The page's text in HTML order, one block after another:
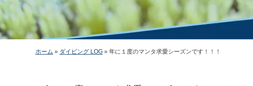
ホーム » ダイビング LOG » 年に１度のマンタ求愛シーズンです！！！